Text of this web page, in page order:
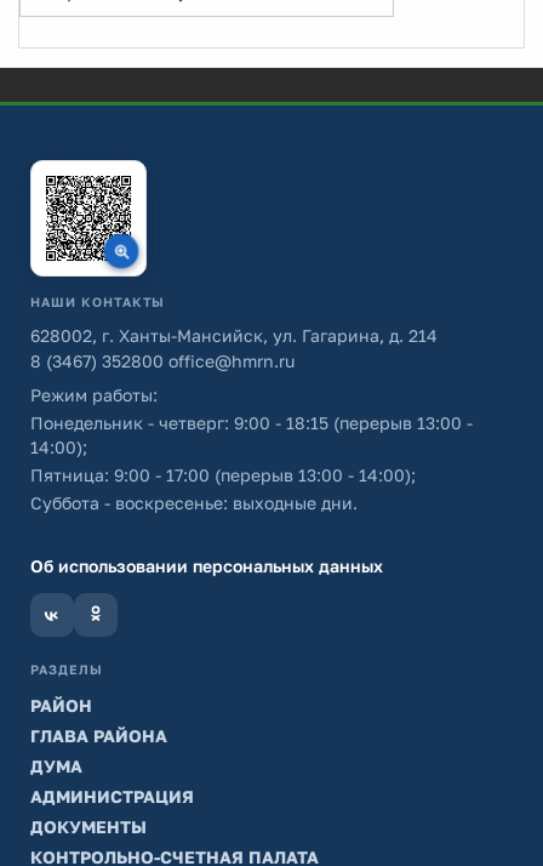
НАШИ КОНТАКТЫ
628002, г. Ханты-Мансийск, ул. Гагарина, д. 214
8 (3467) 352800 office@hmrn.ru
Режим работы:
Понедельник - четверг: 9:00 - 18:15 (перерыв 13:00 -
14:00);
Пятница: 9:00 - 17:00 (перерыв 13:00 - 14:00);
Суббота - воскресенье: выходные дни.
Об использовании персональных данных
РАЗДЕЛЫ
РАЙОН
ГЛАВА РАЙОНА
ДУМА
АДМИНИСТРАЦИЯ
ДОКУМЕНТЫ
КОНТРОЛЬНО-СЧЕТНАЯ ПАЛАТА